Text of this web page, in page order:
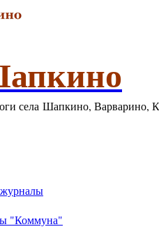
села Шапкино, Варварино,
"Коммуна"